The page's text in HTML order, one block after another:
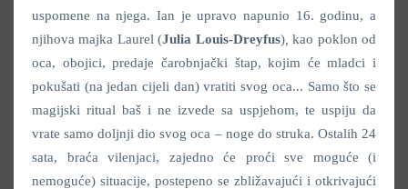
uspomene na njega. Ian je upravo napunio 16. godinu, a
njihova majka Laurel (Julia Louis-Dreyfus),kao poklon od
oca, obojici, predaje čarobnjački štap, kojim će mladci i
pokušati (na jedan cijeli dan) vratiti svog oca... Samo što se
magijski ritual baš i ne izvede sa uspjehom, te uspiju da
vrate samo doljnji dio svog oca – noge do struka. Ostalih 24
sata, braća vilenjaci, zajedno će proći sve moguće (i
nemoguće) situacije, postepeno se zbližavajući i otkrivajući